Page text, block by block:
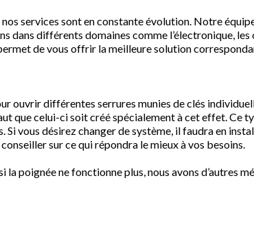
services sont en constante évolution. Notre
dans différents domaines comme l’électronique,
de vous offrir la meilleure solution
ouvrir différentes serrures munies de clés
que celui-ci soit créé spécialement à cet effet. Ce
vous désirez changer de système, il faudra en
sur ce qui répondra le mieux à vos besoins.
la poignée ne fonctionne plus, nous avons d’autres